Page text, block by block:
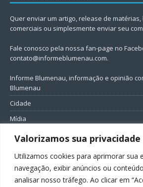
Valorizamos sua privacidade
Utilizamos cookies para aprimorar sua
navegação, exibir anúncios ou
analisar nosso tráfego. Ao clicar em
Quer enviar um artigo, release de
comerciais ou simplesmente enviar seu
Fale conosco pela nossa fan-page no
contato@informeblumenau.com.
Informe Blumenau, informação e opinião
Blumenau
Cidade
Mídia
Entretenimento
Política